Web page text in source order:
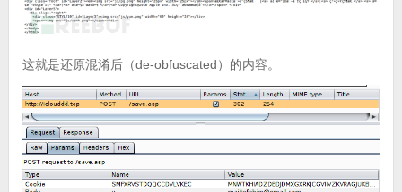
这就是还原混淆后（de-obfuscated）的内容。